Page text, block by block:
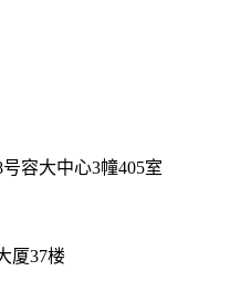
容大中心3幢405室
厦37楼